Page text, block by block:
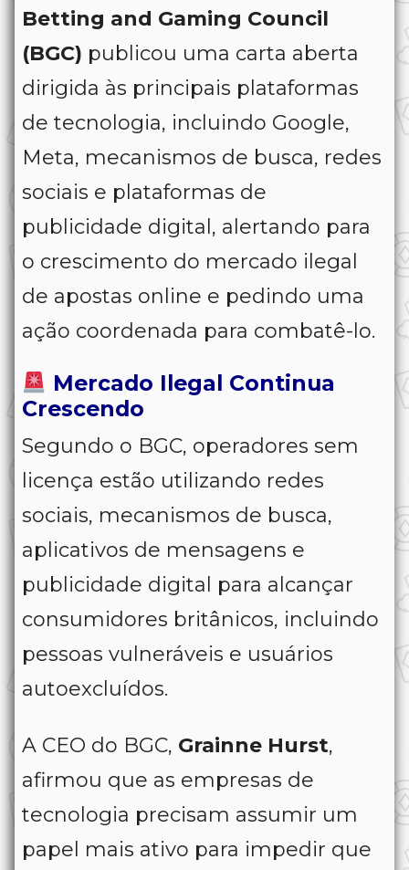
Betting and Gaming Council
(BGC) publicou uma carta aberta
dirigida às principais plataformas
de tecnologia, incluindo Google,
Meta, mecanismos de busca, redes
sociais e plataformas de
publicidade digital, alertando para
o crescimento do mercado ilegal
de apostas online e pedindo uma
ação coordenada para combatê-lo.
Mercado Ilegal Continua
Crescendo
Segundo o BGC, operadores sem
licença estão utilizando redes
sociais, mecanismos de busca,
aplicativos de mensagens e
publicidade digital para alcançar
consumidores britânicos, incluindo
pessoas vulneráveis e usuários
autoexcluídos.
A CEO do BGC, Grainne Hurst,
afirmou que as empresas de
tecnologia precisam assumir um
papel mais ativo para impedir que